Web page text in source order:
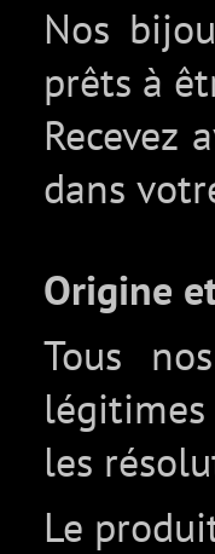
Nos
prêts à
dans
Origine
Tous
les
Le